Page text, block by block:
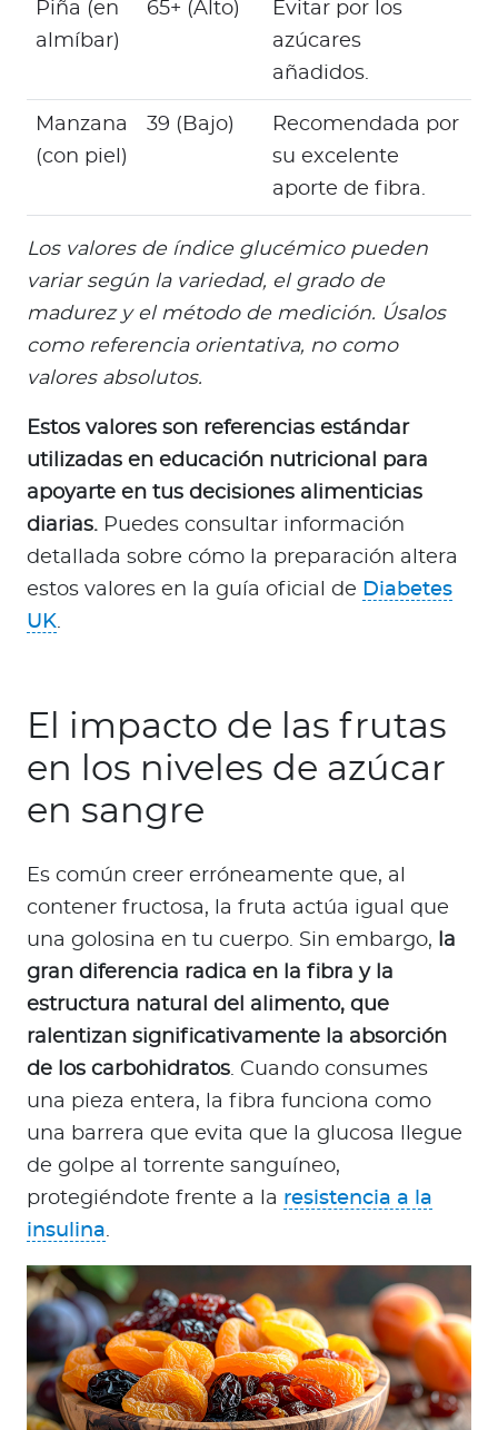
Piña (en
almíbar)
65+ (Alto)
Evitar por los
azúcares
añadidos.
Manzana
(con piel)
39 (Bajo)
Recomendada por
su excelente
aporte de fibra.
Los valores de índice glucémico pueden
variar según la variedad, el grado de
madurez y el método de medición. Úsalos
como referencia orientativa, no como
valores absolutos.
Estos valores son referencias estándar
utilizadas en educación nutricional para
apoyarte en tus decisiones alimenticias
diarias. Puedes consultar información
detallada sobre cómo la preparación altera
estos valores en la guía oficial de Diabetes
UK.
El impacto de las frutas
en los niveles de azúcar
en sangre
Es común creer erróneamente que, al
contener fructosa, la fruta actúa igual que
una golosina en tu cuerpo. Sin embargo,
la
gran diferencia radica en la fibra y la
estructura natural del alimento, que
ralentizan significativamente la absorción
de los carbohidratos. Cuando consumes
una pieza entera, la fibra funciona como
una barrera que evita que la glucosa llegue
de golpe al torrente sanguíneo,
protegiéndote frente a la resistencia a la
insulina.